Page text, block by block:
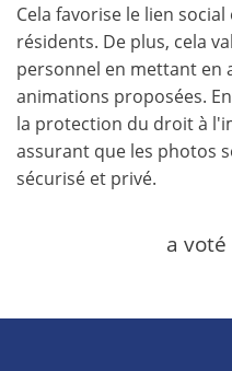
Cela favorise le lien
résidents. De plus, cela
personnel en mettant en
animations proposées.
la protection du droit à
assurant que les photos
sécurisé et privé.
a voté